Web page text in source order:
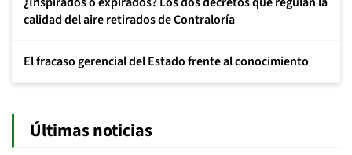
calidad del aire retirados de Contraloría
El fracaso gerencial del Estado frente al conocimiento
Últimas noticias